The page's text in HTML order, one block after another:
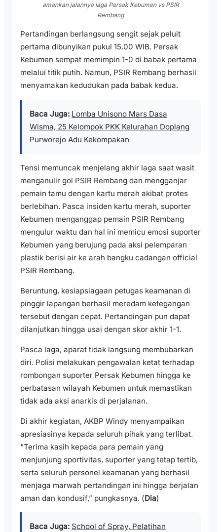
amankan jalannya laga Persak Kebumen vs PSIR
Rembang
Pertandingan berlangsung sengit sejak peluit
pertama dibunyikan pukul 15.00 WIB. Persak
Kebumen sempat memimpin 1-0 di babak pertama
melalui titik putih. Namun, PSIR Rembang berhasil
menyamakan kedudukan pada babak kedua.
Baca Juga: Lomba Unisono Mars Dasa
Wisma, 25 Kelompok PKK Kelurahan Doplang
Purworejo Adu Kekompakan
Tensi memuncak menjelang akhir laga saat wasit
menganulir gol PSIR Rembang dan mengganjar
pemain tamu dengan kartu merah akibat protes
berlebihan. Pasca insiden kartu merah, suporter
Kebumen menganggap pemain PSIR Rembang
mengulur waktu dan hal ini memicu emosi suporter
Kebumen yang berujung pada aksi pelemparan
plastik berisi air ke arah bangku cadangan official
PSIR Rembang.
Beruntung, kesiapsiagaan petugas keamanan di
pinggir lapangan berhasil meredam ketegangan
tersebut dengan cepat. Pertandingan pun dapat
dilanjutkan hingga usai dengan skor akhir 1-1.
Pasca laga, aparat tidak langsung membubarkan
diri. Polisi melakukan pengawalan ketat terhadap
rombongan suporter Persak Kebumen hingga ke
perbatasan wilayah Kebumen untuk memastikan
tidak ada aksi anarkis di perjalanan.
Di akhir kegiatan, AKBP Windy menyampaikan
apresiasinya kepada seluruh pihak yang terlibat.
“Terima kasih kepada para pemain yang
menjunjung sportivitas, suporter yang tetap tertib,
serta seluruh personel keamanan yang berhasil
menjaga marwah pertandingan ini hingga berjalan
aman dan kondusif,” pungkasnya. (Dia)
Baca Juga: School of Spray, Pelatihan